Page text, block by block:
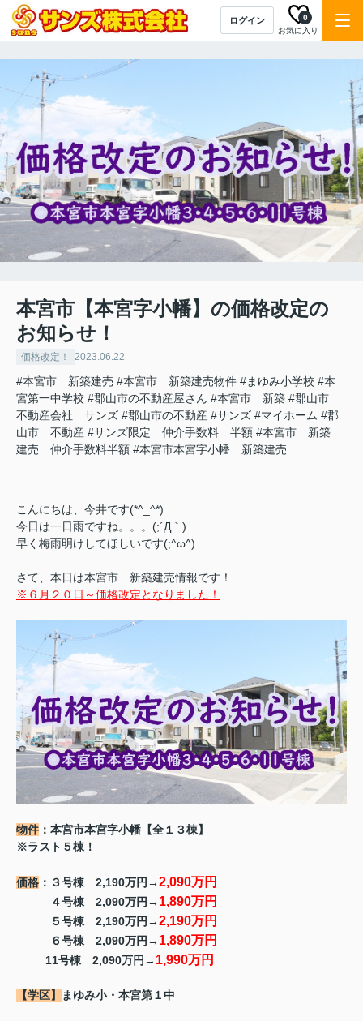
ログイン
お気に入り
0
本宮市【本宮字小幡】の価格改定の
お知らせ！
価格改定！ 2023.06.22
#本宮市 新築建売 #本宮市 新築建売物件 #まゆみ小学校 #本
宮第一中学校 #郡山市の不動産屋さん #本宮市 新築 #郡山市
不動産会社 サンズ #郡山市の不動産 #サンズ #マイホーム #郡
山市 不動産 #サンズ限定 仲介手数料 半額 #本宮市 新築
建売 仲介手数料半額 #本宮市本宮字小幡 新築建売
こんにちは、今井です(*^_^*)
今日は一日雨ですね。。。(;´Д｀)
早く梅雨明けしてほしいです(;^ω^)
さて、本日は本宮市 新築建売情報です！
※６月２０日～価格改定となりました！
物件 ：本宮市本宮字小幡【全１３棟】
※ラスト５棟！
価格 ：３号棟 2,190万円→2,090万円
４号棟 2,090万円→ 1,890万円
５号棟 2,190万円→2,190万円
６号棟 2,090万円→ 1,890万円
11号棟 2,090万円→ 1,990万円
【学区】 まゆみ小・本宮第１中